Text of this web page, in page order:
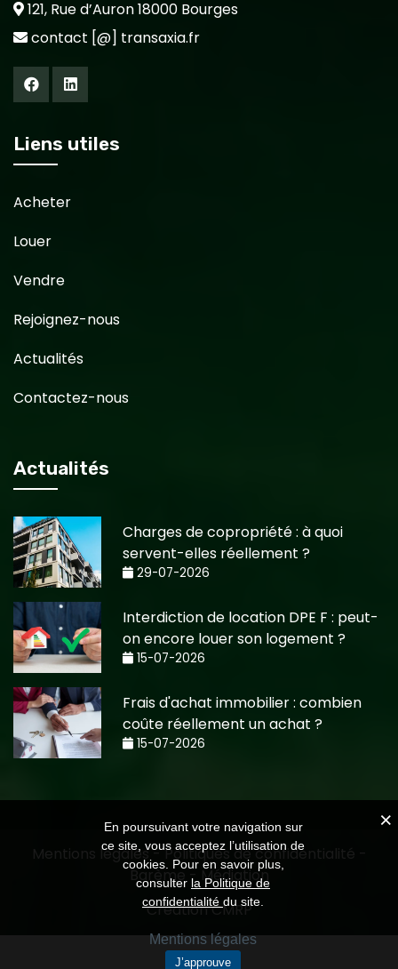
121, Rue d’Auron 18000 Bourges
contact [@] transaxia.fr
Liens utiles
Acheter
Louer
Vendre
Rejoignez-nous
Actualités
Contactez-nous
Actualités
Charges de copropriété : à quoi
servent-elles réellement ?
29-07-2026
Interdiction de location DPE F : peut-
on encore louer son logement ?
15-07-2026
Frais d'achat immobilier : combien
coûte réellement un achat ?
15-07-2026
Mentions légales-Politiques de confidentialité
Barème- Médiation
Création CMRP
En poursuivant votre navigation sur
ce site, vous acceptez l’utilisation de
cookies. Pour en savoir plus,
consulter la Politique de
confidentialité du site.
Mentions légales
J’approuve